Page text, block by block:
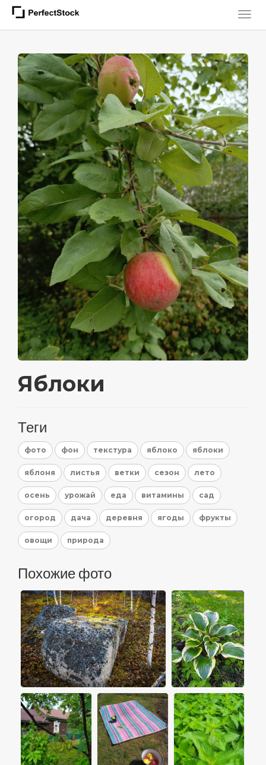
Яблоки
Теги
фото фон текстура яблоко яблоки
яблоня листья ветки сезон лето
осень урожай еда витамины сад
огород дача деревня ягоды фрукты
овощи природа
Похожие фото